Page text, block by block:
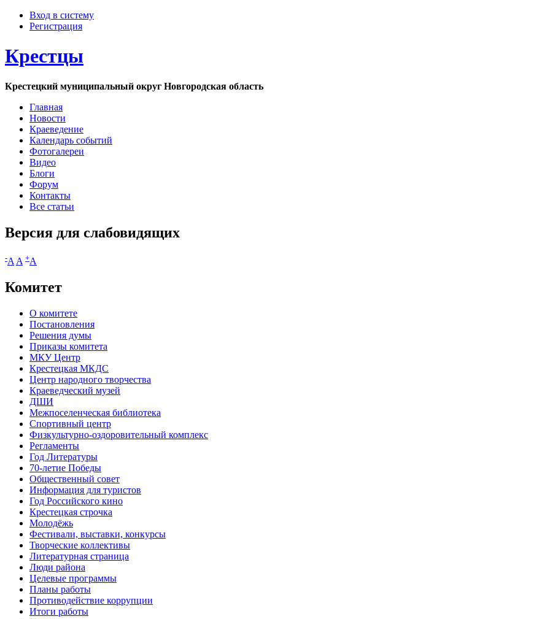
Вход в систему
Регистрация
Крестцы
Крестецкий муниципальный округ Новгородская область
Главная
Новости
Краеведение
Календарь событий
Фотогалереи
Видео
Блоги
Форум
Контакты
Все статьи
Версия для слабовидящих
-A A +A
Комитет
О комитете
Постановления
Решения думы
Приказы комитета
МКУ Центр
Крестецкая МКДС
Центр народного творчества
Краеведческий музей
ДШИ
Межпоселенческая библиотека
Спортивный центр
Физкультурно-оздоровительный комплекс
Регламенты
Год Литературы
70-летие Победы
Общественный совет
Информация для туристов
Год Российского кино
Крестецкая строчка
Молодёжь
Фестивали, выставки, конкурсы
Творческие коллективы
Литературная страница
Люди района
Целевые программы
Планы работы
Противодействие коррупции
Итоги работы